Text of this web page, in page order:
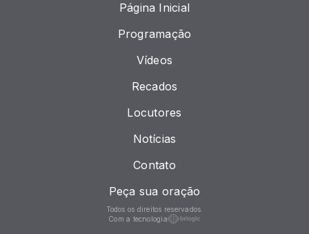
Página Inicial
Programação
Vídeos
Recados
Locutores
Notícias
Contato
Peça sua oração
Todos os direitos reservados.
Com a tecnologia